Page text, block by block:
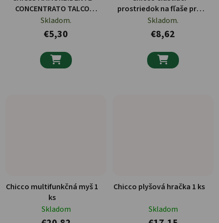
CONCENTRATO TALCO
ML.750
Skladom.
€5,30

prostriedok na fľaše pre
dojčatá 300ml
Skladom.
€8,62

Chicco multifunkčná myš 1
ks
Skladom
Chicco plyšová hračka 1 ks
Skladom